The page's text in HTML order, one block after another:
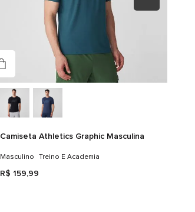
Camiseta Athletics Graphic Masculina
Masculino Treino E Academia
R$ 159,99